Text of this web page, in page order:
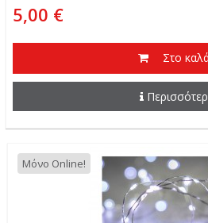
5,00 €
Στο
Μόνο Online!